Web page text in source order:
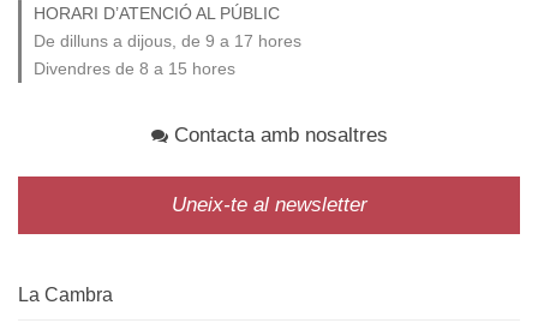
HORARI D’ATENCIÓ AL PÚBLIC
De dilluns a dijous, de 9 a 17 hores
Divendres de 8 a 15 hores
Contacta amb nosaltres
Uneix-te al newsletter
La Cambra